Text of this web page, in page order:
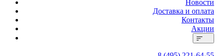
Новости
Доставка и оплата
Контакты
Акции